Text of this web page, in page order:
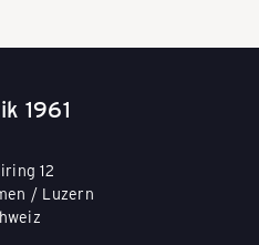
1961
12
/ Luzern